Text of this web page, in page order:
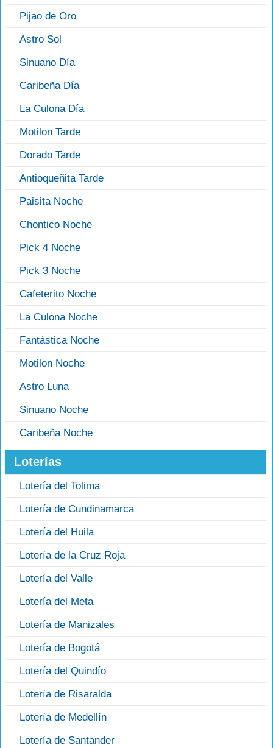
Pijao de Oro
Astro Sol
Sinuano Día
Caribeña Día
La Culona Día
Motilon Tarde
Dorado Tarde
Antioqueñita Tarde
Paisita Noche
Chontico Noche
Pick 4 Noche
Pick 3 Noche
Cafeterito Noche
La Culona Noche
Fantástica Noche
Motilon Noche
Astro Luna
Sinuano Noche
Caribeña Noche
Loterías
Lotería del Tolima
Lotería de Cundinamarca
Lotería del Huila
Lotería de la Cruz Roja
Lotería del Valle
Lotería del Meta
Lotería de Manizales
Lotería de Bogotá
Lotería del Quindío
Lotería de Risaralda
Lotería de Medellín
Lotería de Santander